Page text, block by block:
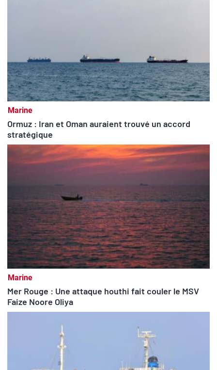
Marine
Ormuz : Iran et Oman auraient trouvé un accord
stratégique
Marine
Mer Rouge : Une attaque houthi fait couler le MSV
Faize Noore Oliya